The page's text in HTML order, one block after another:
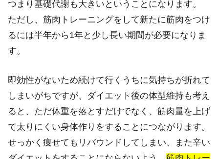
つまり基礎代謝も大きいということになります。
ただし、筋肉トレーニングをして新たに筋肉をつけ
るには半年から1年と少し長い期間が必要になりま
す。
即効性がないため続けて行くうちに気持ちが折れて
しまいがちですが、ダイエット後の体型維持も考え
ると、ただ体重を落とすだけでなく、筋肉量を上げ
て太りにくい身体作りをすることにつながります。
せっかく痩せてもリバウンドしてしまい、また辛い